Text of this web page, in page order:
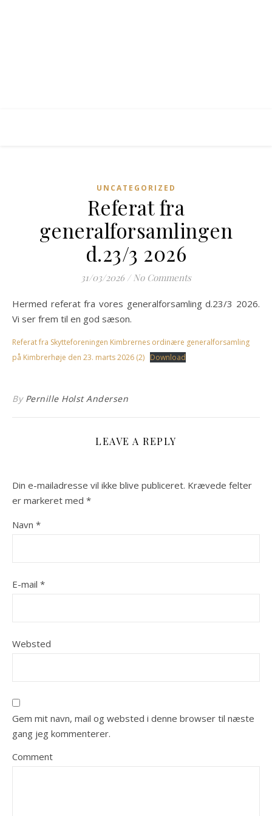
UNCATEGORIZED
Referat fra
generalforsamlingen
d.23/3 2026
31/03/2026 / No Comments
Hermed referat fra vores generalforsamling d.23/3 2026.
Vi ser frem til en god sæson.
Referat fra Skytteforeningen Kimbrernes ordinære generalforsamling
på Kimbrerhøje den 23. marts 2026 (2) Download
By Pernille Holst Andersen
LEAVE A REPLY
Din e-mailadresse vil ikke blive publiceret. Krævede felter
er markeret med *
Navn *
E-mail *
Websted
Gem mit navn, mail og websted i denne browser til næste
gang jeg kommenterer.
Comment